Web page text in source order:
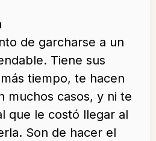
de garcharse a un
Tiene sus
tiempo, te hacen
muchos casos, y ni te
que le costó llegar al
Son de hacer el